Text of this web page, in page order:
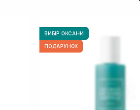
ВИБІР ОКСАНИ
ПОДАРУНОК